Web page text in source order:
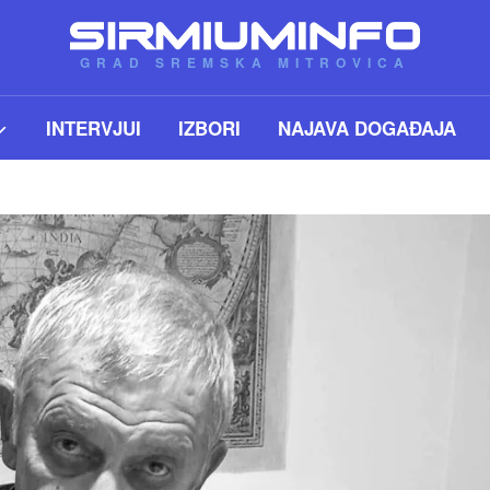
GRAD SREMSKA MITROVICA
INTERVJUI IZBORI NAJAVA DOGAĐAJA